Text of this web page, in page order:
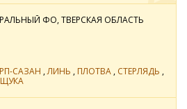
ФО, ТВЕРСКАЯ ОБЛАСТЬ
САЗАН ,ЛИНЬ , ПЛОТВА , СТЕРЛЯДЬ ,
ЩУКА